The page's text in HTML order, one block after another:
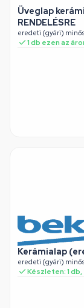
Üveglap
RENDELÉSRE
eredeti (gyári)
1 db ezen az
Kerámialap
eredeti (gyári)
Készleten: 1